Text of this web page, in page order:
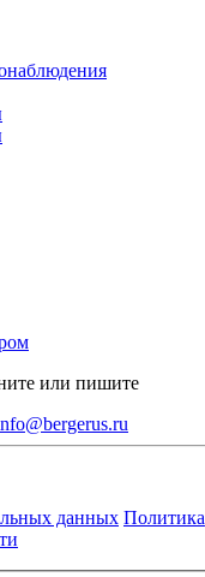
или пишите
данных Политика